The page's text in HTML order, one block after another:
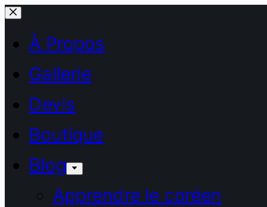
Passer
contenuÀ Propos
Gallerie
Devis
Boutique
Blog
Apprendre le coréen